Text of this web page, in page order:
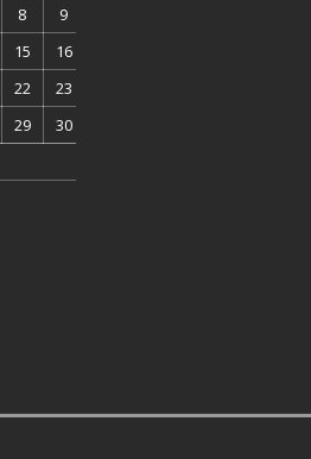
8
9
15
16
22
23
29
30